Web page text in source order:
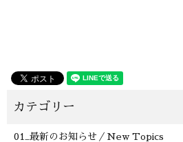
01_最新のお知らせ／New Topics